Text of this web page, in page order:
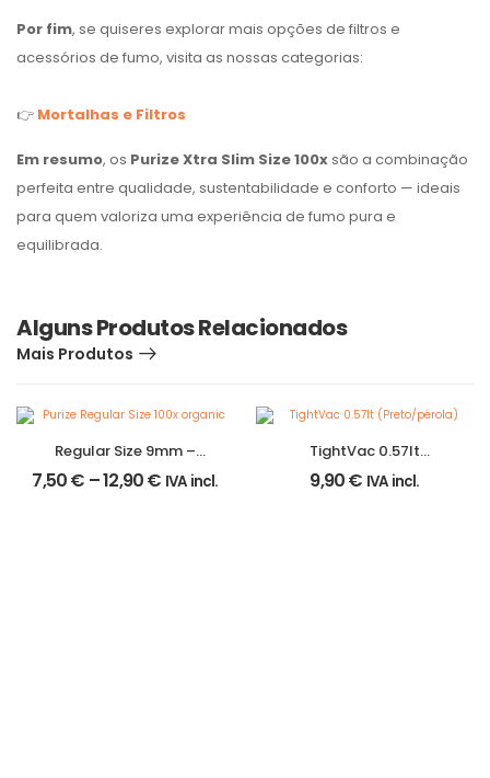
Por fim, se quiseres explorar mais opções de filtros e
acessórios de fumo, visita as nossas categorias:
👉 Mortalhas e Filtros
Em resumo, os Purize Xtra Slim Size 100xsão a combinação
perfeita entre qualidade, sustentabilidade e conforto — ideais
para quem valoriza uma experiência de fumo pura e
equilibrada.
Alguns Produtos Relacionados
Mais Produtos
Regular Size 9mm –
Purize (Bolsa)
7,50€ –12,90€ IVA incl.
TightVac 0.57lt
(Preto/pérola)
9,90€ IVA incl.